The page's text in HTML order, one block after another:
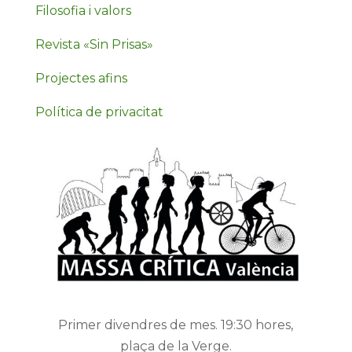
Filosofia i valors
Revista «Sin Prisas»
Projectes afins
Política de privacitat
Primer divendres de mes. 19:30 hores,
plaça de la Verge.